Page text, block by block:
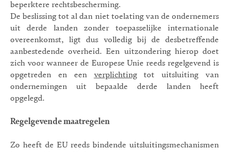
beperktere rechtsbescherming.
De beslissing tot al dan niet toelating van de ondernemers
uit derde landen zonder toepasselijke internationale
overeenkomst, ligt dus volledig bij de desbetreffende
aanbestedende overheid. Een uitzondering hierop doet
zich voor wanneer de Europese Unie reeds regelgevend is
opgetreden en een verplichtingtot uitsluiting van
ondernemingen uit bepaalde derde landen heeft
opgelegd.
Regelgevende maatregelen
Zo heeft de EU reeds bindende uitsluitingsmechanismen